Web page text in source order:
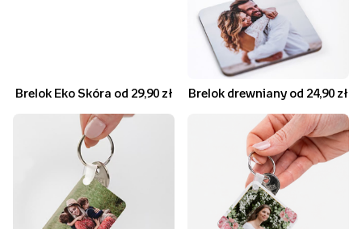
Brelok Eko Skóra od 29,90 zł Brelok drewniany od 24,90 zł